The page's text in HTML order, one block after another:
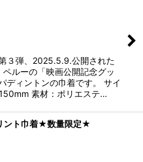
３弾、2025.5.9.公開された
ルーの「映画公開記念グッ
ディントンの巾着です。 サイ
素材：ポリエステ…
ント巾着★数量限定★